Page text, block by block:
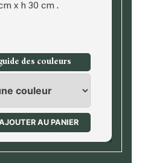
x h 30 cm .
des couleurs
AU PANIER